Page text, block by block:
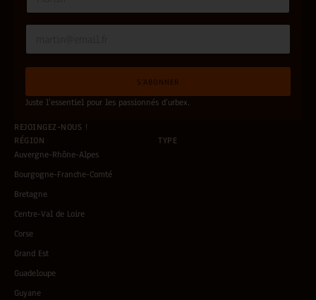
m
e
*
E
a
i
*
S'ABONNER
Juste l’essentiel pour les passionnés d’urbex.
REJOINGEZ-NOUS !
RÉGION
Auvergne-Rhône-Alpes
Bourgogne-Franche-Comté
Bretagne
Centre-Val de Loire
Corse
Grand Est
Guadeloupe
Guyane
TYPE